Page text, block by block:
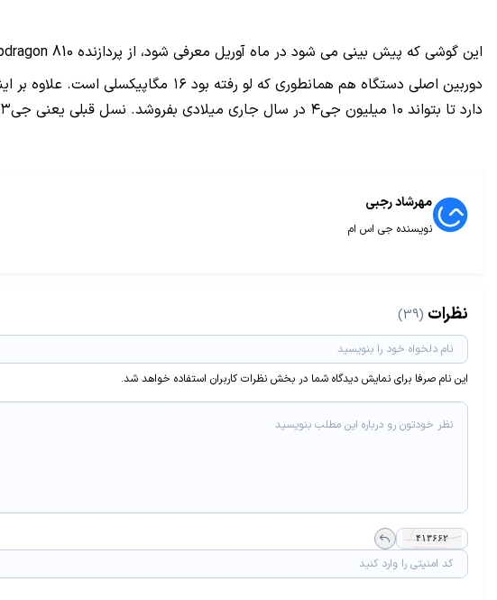
این گوشی که پیش بینی می شود در ماه آوریل معرفی شود، از پردازنده Snapdragon 810 استفاده می کند. در کنار این پردازنده ۶۴ بیتی و ۸ هسته ای، ۳ گیگابایت حافظه رم نیز وجود دارد.
دارد تا بتواند ۱۰ میلیون جی۴ در سال جاری میلادی بفروشد. نسل قبلی یعنی جی۳، تنها در حدود ۶ الی ۷ میلیون دستگاه فروخت. شما درباره پرچمدار بعدی ال جی چه فکر می کنید؟
مهرشاد رجبی
نویسنده جی اس ام
نظرات (39)
این نام صرفا برای نمایش دیدگاه شما در بخش نظرات کاربران استفاده خواهد شد.